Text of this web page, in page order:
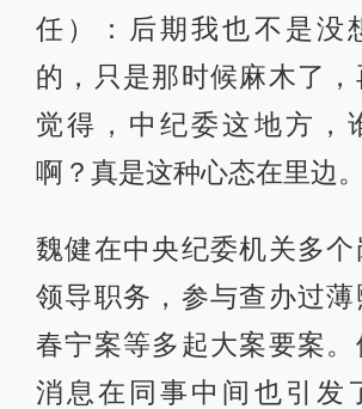
任）：后期我也不是没
的，只是那时候麻木了，
觉得，中纪委这地方，
啊？真是这种心态在里边。
魏健在中央纪委机关多
领导职务，参与查办过
春宁案等多起大案要案。
消息在同事中间也引发